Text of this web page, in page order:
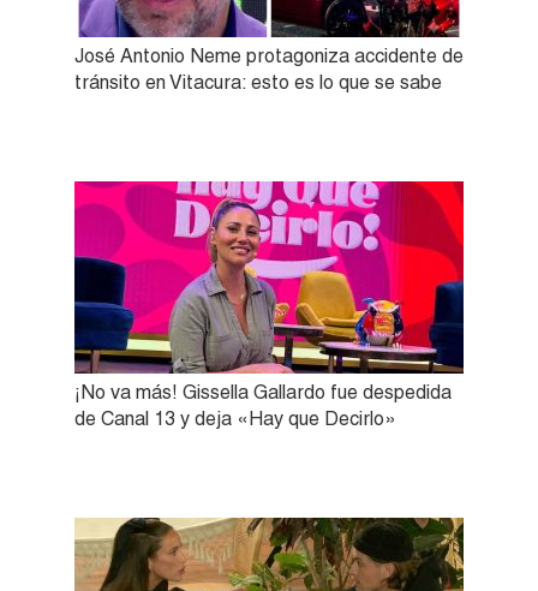
José Antonio Neme protagoniza accidente de
tránsito en Vitacura: esto es lo que se sabe
¡No va más! Gissella Gallardo fue despedida
de Canal 13 y deja «Hay que Decirlo»